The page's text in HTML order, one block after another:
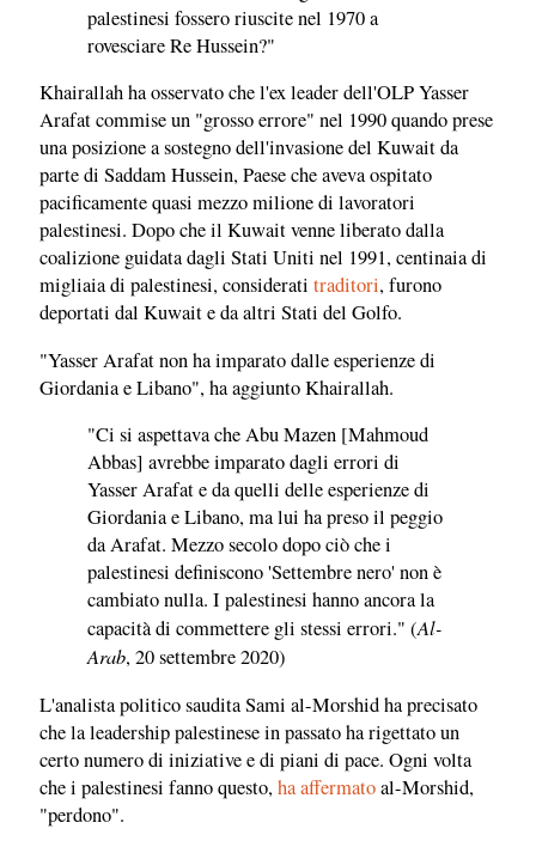
palestinesi fossero riuscite nel 1970 a
rovesciare Re Hussein?"
Khairallah ha osservato che l'ex leader dell'OLP Yasser
Arafat commise un "grosso errore" nel 1990 quando prese
una posizione a sostegno dell'invasione del Kuwait da
parte di Saddam Hussein, Paese che aveva ospitato
pacificamente quasi mezzo milione di lavoratori
palestinesi. Dopo che il Kuwait venne liberato dalla
coalizione guidata dagli Stati Uniti nel 1991, centinaia di
migliaia di palestinesi, considerati traditori, furono
deportati dal Kuwait e da altri Stati del Golfo.
"Yasser Arafat non ha imparato dalle esperienze di
Giordania e Libano", ha aggiunto Khairallah.
"Ci si aspettava che Abu Mazen [Mahmoud
Abbas] avrebbe imparato dagli errori di
Yasser Arafat e da quelli delle esperienze di
Giordania e Libano, ma lui ha preso il peggio
da Arafat. Mezzo secolo dopo ciò che i
palestinesi definiscono 'Settembre nero' non è
cambiato nulla. I palestinesi hanno ancora la
capacità di commettere gli stessi errori." (Al-
Arab, 20 settembre 2020)
L'analista politico saudita Sami al-Morshid ha precisato
che la leadership palestinese in passato ha rigettato un
certo numero di iniziative e di piani di pace. Ogni volta
che i palestinesi fanno questo,ha affermatoal-Morshid,
"perdono".